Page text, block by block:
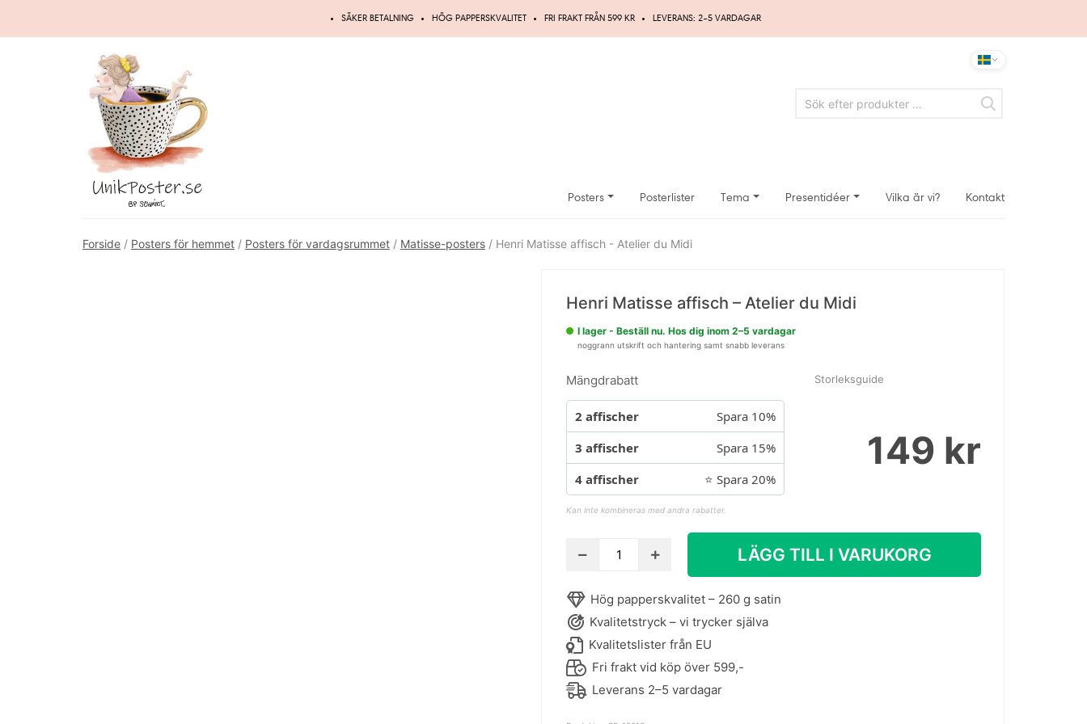
SÄKER BETALNING HÖG PAPPERSKVALITET FRI FRAKT FRÅN 599 KR LEVERANS: 2–5 VARDAGAR
Posters Posterlister Tema Presentidéer Vilka är vi? Kontakt
Forside / Posters för hemmet / Posters för vardagsrummet / Matisse-posters / Henri Matisse affisch - Atelier du Midi
Henri Matisse affisch – Atelier du Midi
I lager - Beställ nu. Hos dig inom 2–5 vardagar
noggrann utskrift och hantering samt snabb leverans
Storleksguide
Mängdrabatt
2 affischer
Spara 10%
3 affischer
Spara 15%
4 affischer
⭐ Spara 20%
Kan inte kombineras med andra rabatter.
149 kr
Henri
-
Atelier
du
Midi
LÄGG TILL I VARUKORG
Hög papperskvalitet – 260 g satin
Kvalitetstryck – vi trycker själva
Kvalitetslister från EU
Fri frakt vid köp över 599,-
Leverans 2–5 vardagar